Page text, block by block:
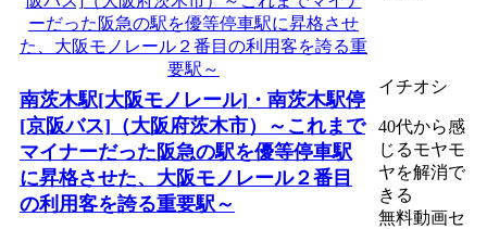
南茨木駅[大阪モノレール]・南茨木駅停
[京阪バス]（大阪府茨木市）～これまで
マイナーだった阪急の駅を優等停車駅
に昇格させた、大阪モノレール２番目
の利用客を誇る重要駅～
イチオシ
40代から感
じるモヤモ
ヤを解消で
きる
無料動画セ